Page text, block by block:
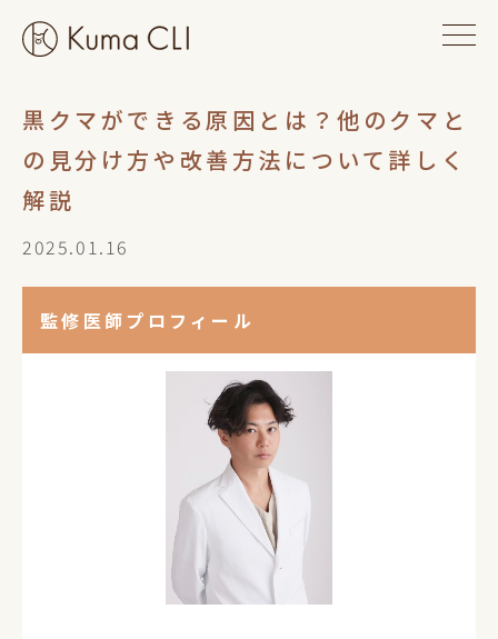
黒クマができる原因とは？他のクマと
の見分け方や改善方法について詳しく
解説
2025.01.16
監修医師プロフィール